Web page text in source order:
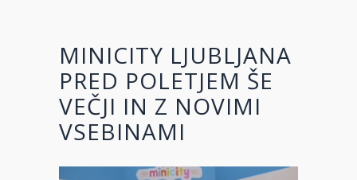
MINICITY LJUBLJANA
PRED POLETJEM ŠE
VEČJI IN Z NOVIMI
VSEBINAMI